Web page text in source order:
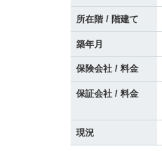
所在階 / 階建て
築年月
保険会社 / 料金
保証会社 / 料金
現況